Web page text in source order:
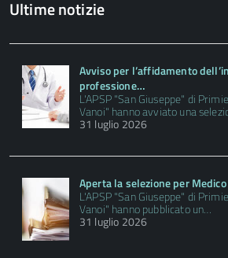
Ultime notizie
Avviso per l’affidamento
professione…
L'APSP "San Giuseppe" di
Vanoi" hanno avviato una
31 luglio 2026
Aperta la selezione per
L'APSP "San Giuseppe" di
Vanoi" hanno pubblicato un…
31 luglio 2026